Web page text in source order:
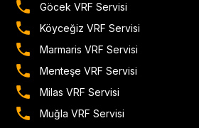
Göcek VRF Servisi
Köyceğiz VRF Servisi
Marmaris VRF Servisi
Menteşe VRF Servisi
Milas VRF Servisi
Muğla VRF Servisi